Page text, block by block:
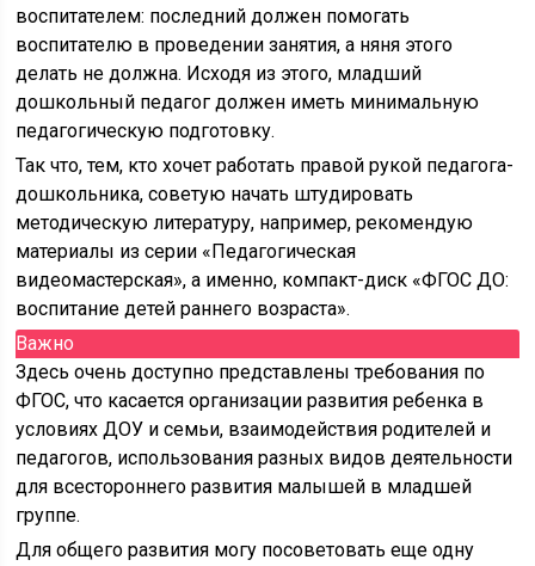
воспитателем: последний должен помогать
воспитателю в проведении занятия, а няня этого
делать не должна. Исходя из этого, младший
дошкольный педагог должен иметь минимальную
педагогическую подготовку.
Так что, тем, кто хочет работать правой рукой педагога-
дошкольника, советую начать штудировать
методическую литературу, например, рекомендую
материалы из серии «Педагогическая
видеомастерская», а именно, компакт-диск «ФГОС ДО:
воспитание детей раннего возраста».
Важно
Здесь очень доступно представлены требования по
ФГОС, что касается организации развития ребенка в
условиях ДОУ и семьи, взаимодействия родителей и
педагогов, использования разных видов деятельности
для всестороннего развития малышей в младшей
группе.
Для общего развития могу посоветовать еще одну